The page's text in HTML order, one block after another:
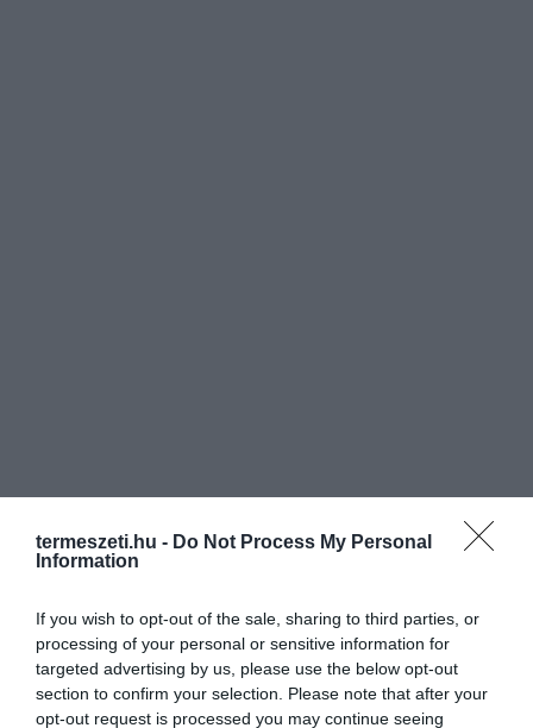
termeszeti.hu - Do Not Process My Personal
Information
If you wish to opt-out of the sale, sharing to third parties, or
processing of your personal or sensitive information for
targeted advertising by us, please use the below opt-out
section to confirm your selection. Please note that after your
opt-out request is processed you may continue seeing
ELŐZŐ CIKK
HOGYAN NEVELD A SAJÁT HOLDI KARALÁBÉDAT – MAGYAR